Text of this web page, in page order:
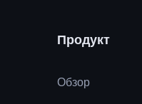
Продукт
Обзор